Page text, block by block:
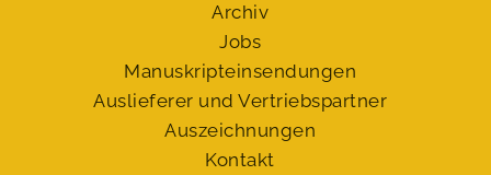
Archiv
Jobs
Manuskript­einsendungen
Auslieferer und Vertriebspartner
Auszeichnungen
Kontakt